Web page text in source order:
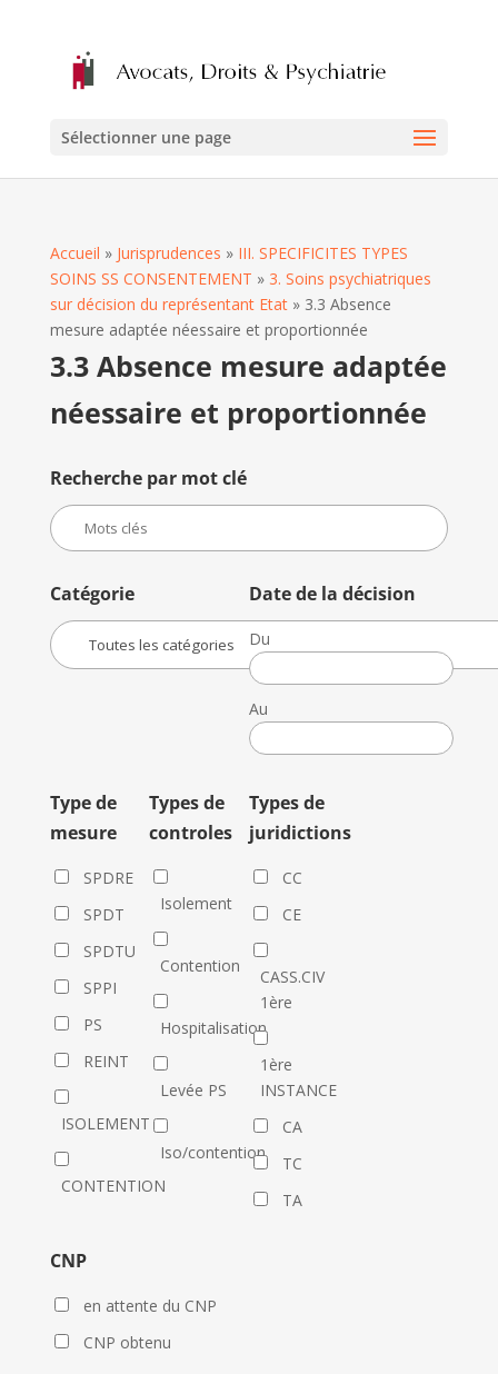
Sélectionner une page
Accueil » Jurisprudences » III. SPECIFICITES TYPES
SOINS SS CONSENTEMENT » 3. Soins psychiatriques
sur décision du représentant Etat» 3.3 Absence
mesure adaptée néessaire et proportionnée
3.3 Absence mesure adaptée
néessaire et proportionnée
Recherche par mot clé
Catégorie Date de la décision
Du
Date
de
la
décision
Au
Date
de
décision
Type de
mesure
SPDRE
SPDT
SPDTU
SPPI
PS
REINT
ISOLEMENT
CONTENTION
Types de
controles
Isolement
Contention
Hospitalisation
Levée PS
Iso/contention
Types de
juridictions
CC
CE
CASS.CIV
1ère
1ère
INSTANCE
CA
TC
TA
CNP
en attente du CNP
CNP obtenu